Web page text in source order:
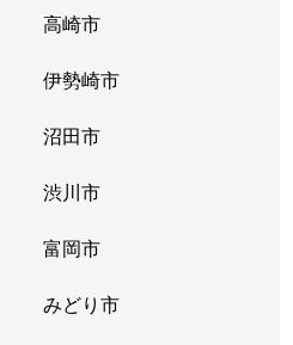
高崎市
伊勢崎市
沼田市
渋川市
富岡市
みどり市